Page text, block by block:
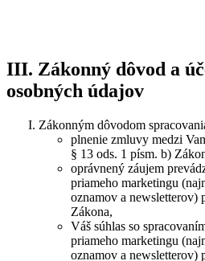
III. Zákonný dôvod a
osobných údajov
Zákonným dôvodom
plnenie zmluvy medzi
§ 13 ods. 1 písm. b)
oprávnený záujem
priameho marketingu
oznamov a newsletterov)
Zákona,
Váš súhlas so
priameho marketingu
oznamov a newsletterov)